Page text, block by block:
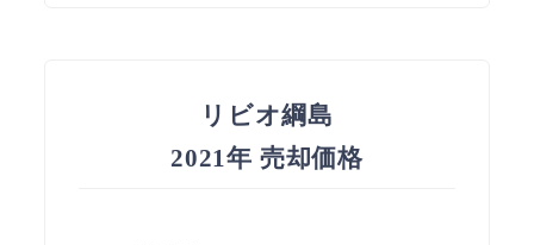
リビオ綱島
2021年 売却価格